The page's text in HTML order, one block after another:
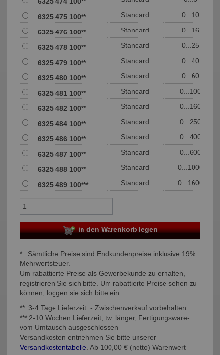
6325 474 100**
6325 475 100** Standard 0...10
6325 476 100** Standard 0...16
6325 478 100** Standard 0...25
6325 479 100** Standard 0...40
6325 480 100** Standard 0...60
6325 481 100** Standard 0...100
6325 482 100** Standard 0...160
6325 484 100** Standard 0...250
6325 486 100** Standard 0...400
6325 487 100** Standard 0...600
6325 488 100** Standard 0...1000
6325 489 100*** Standard 0...1600
in den Warenkorb legen
* Sämtliche Preise sind Endkundenpreise inklusive 19%
Mehrwertsteuer.
Um rabattierte Preise als Gewerbekunde zu erhalten,
registrieren Sie sich bitte. Um rabattierte Preise sehen zu
können, loggen sie sich bitte ein.
** 3-4 Tage Lieferzeit - Zwischenverkauf vorbehalten
*** 2-10 Wochen Lieferzeit, tw. länger, Fertigungsware-
vom Umtausch ausgeschlossen
Versandkosten entnehmen Sie bitte unserer
Versandkostentabelle. Ab 100,00 € (netto) Warenwert